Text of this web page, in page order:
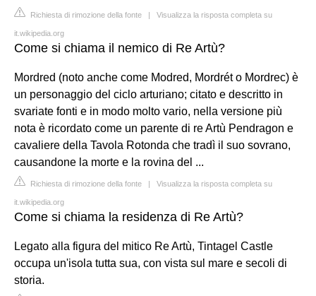
Richiesta di rimozione della fonte | Visualizza la risposta completa su
it.wikipedia.org
Come si chiama il nemico di Re Artù?
Mordred (noto anche come Modred, Mordrét o Mordrec) è
un personaggio del ciclo arturiano; citato e descritto in
svariate fonti e in modo molto vario, nella versione più
nota è ricordato come un parente di re Artù Pendragon e
cavaliere della Tavola Rotonda che tradì il suo sovrano,
causandone la morte e la rovina del ...
Richiesta di rimozione della fonte | Visualizza la risposta completa su
it.wikipedia.org
Come si chiama la residenza di Re Artù?
Legato alla figura del mitico Re Artù, Tintagel Castle
occupa un'isola tutta sua, con vista sul mare e secoli di
storia.